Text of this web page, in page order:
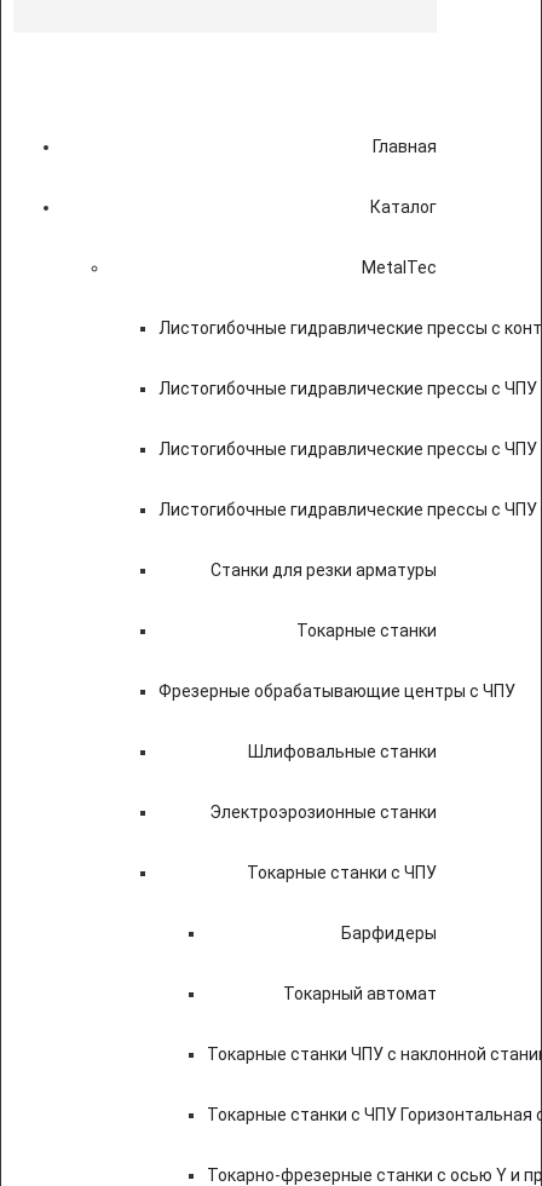
Главная
Каталог
MetalTec
Листогибочные гидравлические прессы с
Листогибочные гидравлические прессы с
Листогибочные гидравлические прессы с ЧПУ
Листогибочные гидравлические прессы с
Станки для резки арматуры
Токарные станки
Фрезерные обрабатывающие центры с ЧПУ
Шлифовальные станки
Электроэрозионные станки
Токарные станки с ЧПУ
Барфидеры
Токарный автомат
Токарные станки ЧПУ c наклонной
Токарные станки с ЧПУ Горизонтальная
Токарно-фрезерные станки с осью Y и